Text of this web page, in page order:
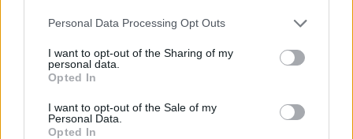
Please note that this website/app uses one or more Google
not limited to your visit or usage behaviour. You may click to
grant or deny consent to Google and its third-party tags to
use your data for below specified purposes in below Google
consent section.
Personal Data Processing Opt Outs
I want to opt-out of the Sharing of my
personal data.
Opted In
I want to opt-out of the Sale of my
Personal Data.
Opted In
Ολυμπιακούς Αγώνες του Παρισιού.
29.07.2024 11:03
Συντακτική
Ομάδα